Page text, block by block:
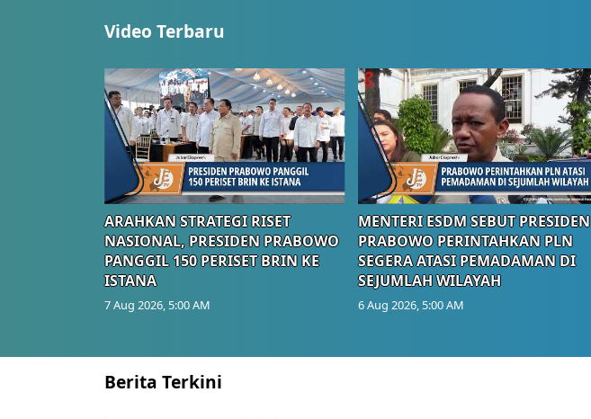
Video Terbaru
ARAHKAN STRATEGI RISET
NASIONAL, PRESIDEN PRABOWO
PANGGIL 150 PERISET BRIN KE
ISTANA
7 Aug 2026, 5:00 AM
MENTERI ESDM SEBUT PRESIDEN
PRABOWO PERINTAHKAN PLN
SEGERA ATASI PEMADAMAN DI
SEJUMLAH WILAYAH
6 Aug 2026, 5:00 AM
Berita Terkini